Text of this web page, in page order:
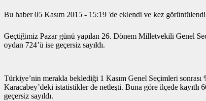
Bu haber 05 Kasım 2015 - 15:19 'de eklendi ve kez
Geçtiğimiz Pazar günü yapılan 26. Dönem Milletvekili Genel
oydan 724’ü ise geçersiz sayıldı.
Türkiye’nin merakla beklediği 1 Kasım Genel Seçimleri
Karacabey’deki istatistikler de netleşti. Buna göre ilçede kayıtlı
geçersiz sayıldı.